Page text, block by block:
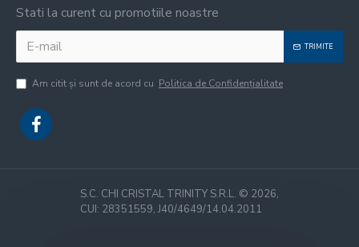
Stati la curent cu promotiile noastre
TRIMITE
Am citit şi sunt de acord cu Politica de Confidențialitate
S.C. CHI CRISTAL TRINITY S.R.L. © 2026,
CUI: 28351559, J40/4649/14.04.2011